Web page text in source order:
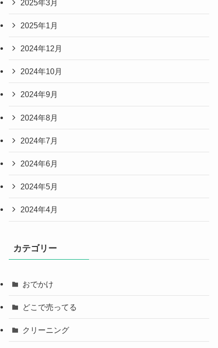
2025年3月
2025年1月
2024年12月
2024年10月
2024年9月
2024年8月
2024年7月
2024年6月
2024年5月
2024年4月
カテゴリー
おでかけ
どこで売ってる
クリーニング